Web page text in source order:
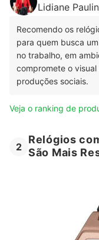
Lidiane
Recomendo os
para quem busca
no trabalho, em
compromete o
produções sociais.
Veja o ranking de
2
Relógios
São Mais